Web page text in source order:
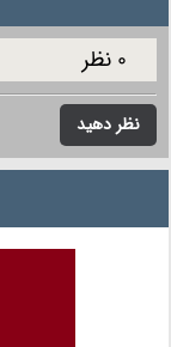
0 نظر
نظر دهید